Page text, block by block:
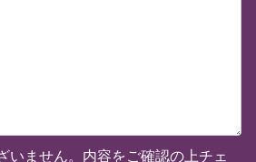
いません。内容をご確認の上チェ